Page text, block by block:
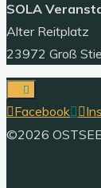
SOLA
Alter Reitplatz
23972 Groß
Facebook
©2026